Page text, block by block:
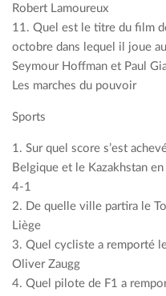
Robert Lamoureux
11. Quel est le titre du film
octobre dans lequel il joue
Seymour Hoffman et Paul
Les marches du pouvoir
Sports
1. Sur quel score s’est
Belgique et le Kazakhstan
4-1
2. De quelle ville partira le
Liège
3. Quel cycliste a remporté
Oliver Zaugg
4. Quel pilote de F1 a